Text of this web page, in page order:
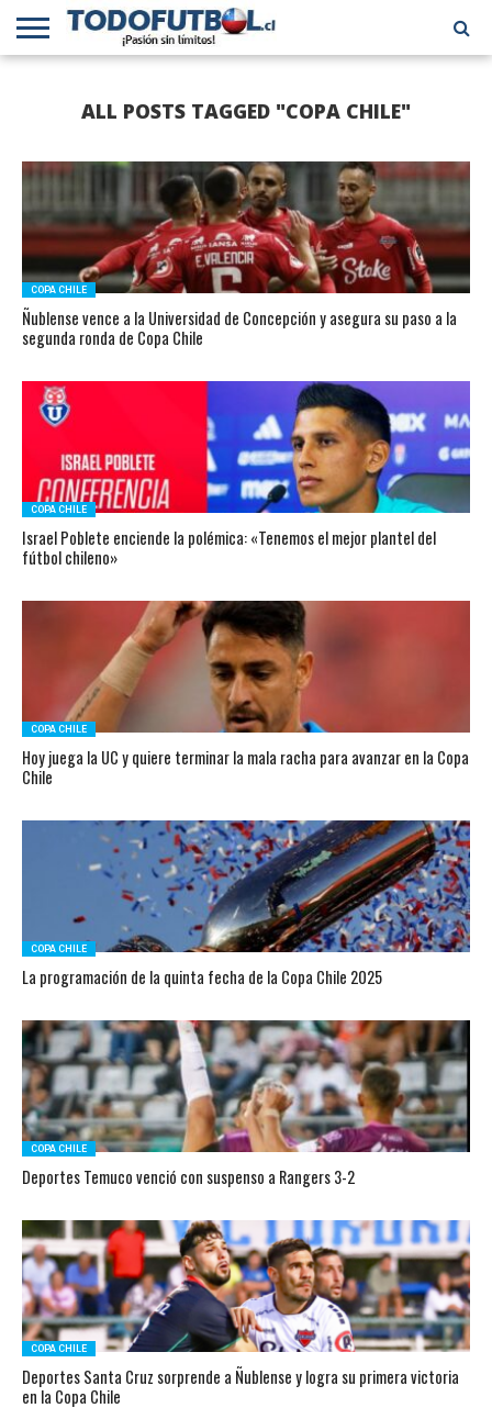
CHILENA
EN EL
MUNDO
INTERNACIONAL
ALL POSTS TAGGED "COPA CHILE"
COPA CHILE
Ñublense vence a la Universidad de Concepción y asegura su paso a la
segunda ronda de Copa Chile
COPA CHILE
Israel Poblete enciende la polémica: «Tenemos el mejor plantel del
fútbol chileno»
COPA CHILE
Hoy juega la UC y quiere terminar la mala racha para avanzar en la Copa
Chile
COPA CHILE
La programación de la quinta fecha de la Copa Chile 2025
COPA CHILE
Deportes Temuco venció con suspenso a Rangers 3-2
COPA CHILE
Deportes Santa Cruz sorprende a Ñublense y logra su primera victoria
en la Copa Chile